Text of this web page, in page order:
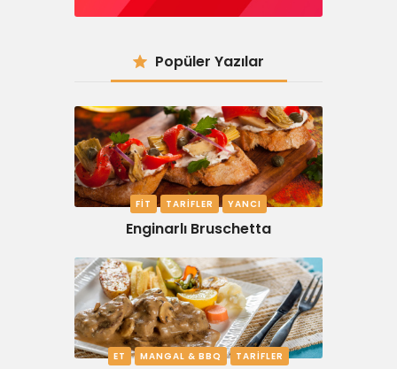
Popüler Yazılar
FIT TARIFLER YANCI
Enginarlı Bruschetta
ET MANGAL & BBQ TARIFLER